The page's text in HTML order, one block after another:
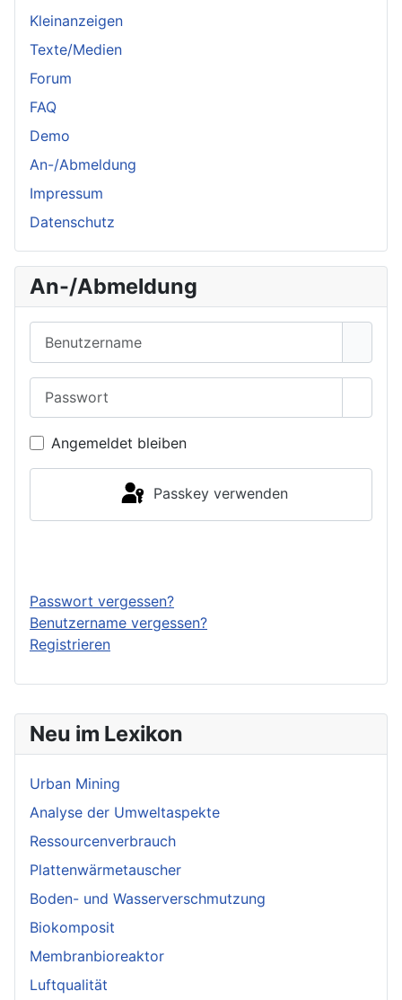
Neu im Lexikon
Urban Mining
Analyse der Umweltaspekte
Ressourcenverbrauch
Plattenwärmetauscher
Boden- und Wasserverschmutzung
Biokomposit
Membranbioreaktor
Luftqualität
Kleinanzeigen
Texte/Medien
Forum
FAQ
Demo
An-/Abmeldung
Impressum
Datenschutz
An-/Abmeldung
Angemeldet bleiben
Passkey verwenden
Passwort vergessen?
Benutzername vergessen?
Registrieren